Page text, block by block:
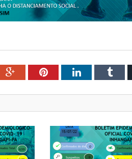
Google+PinterestLinkedIn